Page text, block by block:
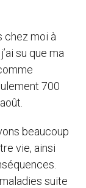
chez moi à
su que ma
700
beaucoup
vie, ainsi
suite